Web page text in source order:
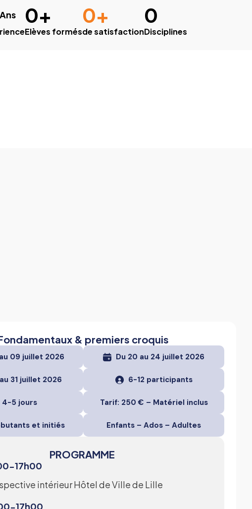
Ans
Elèves formés
0+
de satisfaction
0+
Disciplines
0
& premiers croquis
09 juillet 2026 Du 20 au 24 juillet 2026
31 juillet 2026 6-12 participants
4-5 jours Tarif: 250 € – Matériel inclus
et initiés Enfants – Ados – Adultes
PROGRAMME
17h00
intérieur Hôtel de Ville de Lille
17h00